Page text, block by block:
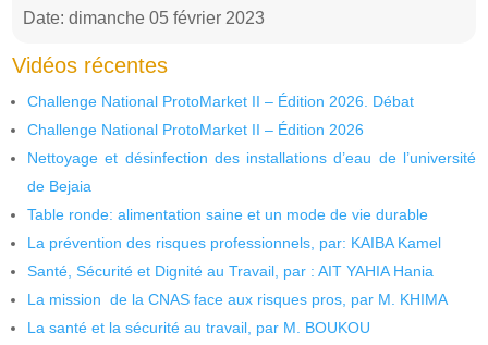
Date: dimanche 05 février 2023
Vidéos récentes
Challenge National ProtoMarket II – Édition 2026. Débat
Challenge National ProtoMarket II – Édition 2026
Nettoyage et désinfection des installations d’eau de l’université
de Bejaia
Table ronde: alimentation saine et un mode de vie durable
La prévention des risques professionnels, par: KAIBA Kamel
Santé, Sécurité et Dignité au Travail, par : AIT YAHIA Hania
La mission de la CNAS face aux risques pros, par M. KHIMA
La santé et la sécurité au travail, par M. BOUKOU